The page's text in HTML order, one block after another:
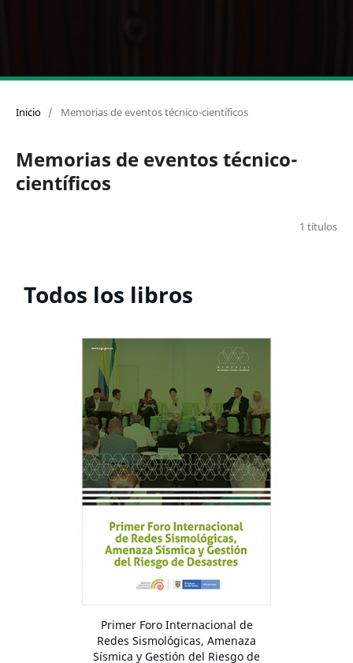
Inicio / Memorias de eventos técnico-científicos
Memorias de eventos técnico-
científicos
1 títulos
Todos los libros
Primer Foro Internacional de
Redes Sismológicas, Amenaza
Sísmica y Gestión del Riesgo de